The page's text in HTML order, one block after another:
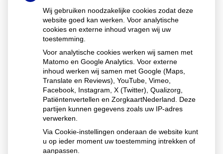
huisartsen. Zij sluiten aan bij het netwerk van
abortusklinieken. De zorg wordt betaald uit een
gemeentelijk noodfonds. Het doel is om veilige en
toegankelijke abortuszorg te bieden aan alle vrouwen, ook
zonder identiteitspapieren.
Lees het hele artikel op:
Nationale zorggids
Publicatiedatum:19-12-2025
Wij gebruiken noodzakelijke cookies zodat deze
website goed kan werken. Voor analytische
cookies en externe inhoud vragen wij uw
toestemming.
Voor analytische cookies werken wij samen met
Matomo en Google Analytics. Voor externe
inhoud werken wij samen met Google (Maps,
Translate en Reviews), YouTube, Vimeo,
Facebook, Instagram, X (Twitter), Qualizorg,
Patiëntenvertellen en ZorgkaartNederland. Deze
partijen kunnen gegevens zoals uw IP-adres
verwerken.
Via Cookie-instellingen onderaan de website kunt
u op ieder moment uw toestemming intrekken of
aanpassen.